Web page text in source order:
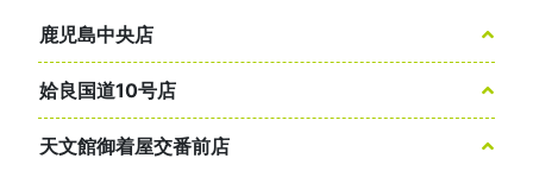
鹿児島中央店
姶良国道10号店
天文館御着屋交番前店